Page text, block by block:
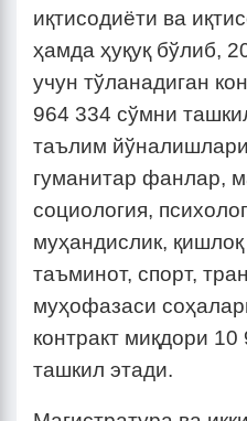
иқтисодиёти ва
ҳамда ҳуқуқ бўлиб,
учун тўланадиган
964 334 сўмни
таълим йўналишлари
гуманитар фанлар,
социология,
муҳандислик,
таъминот, спорт,
муҳофазаси
контракт миқдори
ташкил этади.